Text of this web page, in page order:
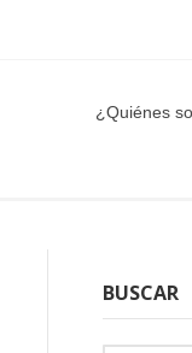
¿Quiénes
BUSCAR